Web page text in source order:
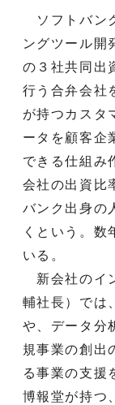
ソフトバン
ングツール開
の３社共同出
行う合弁会社
が持つカスタ
ータを顧客企
できる仕組み
会社の出資比
バンク出身の
くという。数
いる。
新会社のイ
輔社長）では
や、データ分
規事業の創出
る事業の支援
博報堂が持つ